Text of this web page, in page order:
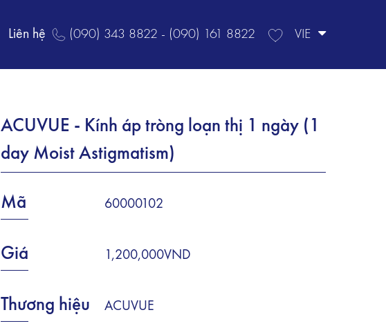
Liên hệ (090) 343 8822 - (090) 161 8822 VIE
ACUVUE - Kính áp tròng loạn thị 1 ngày (1
day Moist Astigmatism)
Mã 60000102
Giá 1,200,000VND
Thương hiệu ACUVUE